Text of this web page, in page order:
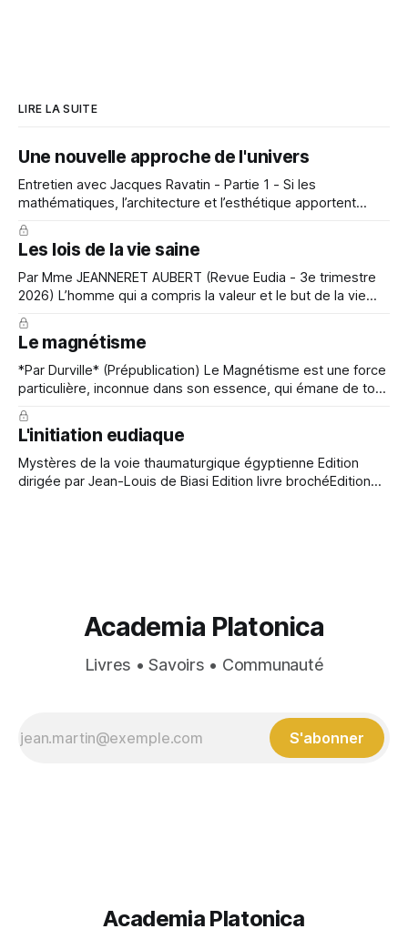
LIRE LA SUITE
Une nouvelle approche de l'univers
Entretien avec Jacques Ravatin - Partie 1 - Si les
mathématiques, l’architecture et l’esthétique apportent
d’innombrables données descriptives et analytiques
concernant les Formes, aucune science actuelle ne semble
pourtant poser le problème fondamental : « Que sont les
Formes ? ». Et surtout : «Que font les Formes ?». Dès 1930,
André de Bélizal et
Les lois de la vie saine
Par Mme JEANNERET AUBERT (Revue Eudia - 3e trimestre
2026) L’homme qui a compris la valeur et le but de la vie
terrestre cherchera à accomplir ce pèlerinage avec dignité.
Il sait que son corps est, ici-bas, la maison de sa
personnalité immortelle, appelée plus tard à demeurer avec
Le magnétisme
*Par Durville* (Prépublication) Le Magnétisme est une force
particulière, inconnue dans son essence, qui émane de tous
les corps ou agents de la nature. Il présente beaucoup
d'analogies avec l'aimant, l'électricité, la chaleur, la lumière,
le mouvement. Deux théories ont expliqué ses actions.
Cette
L'initiation eudiaque
Mystères de la voie thaumaturgique égyptienne Edition
dirigée par Jean-Louis de Biasi Edition livre brochéEdition
Academia Platonica
Livres • Savoirs • Communauté
S'abonner
Academia Platonica